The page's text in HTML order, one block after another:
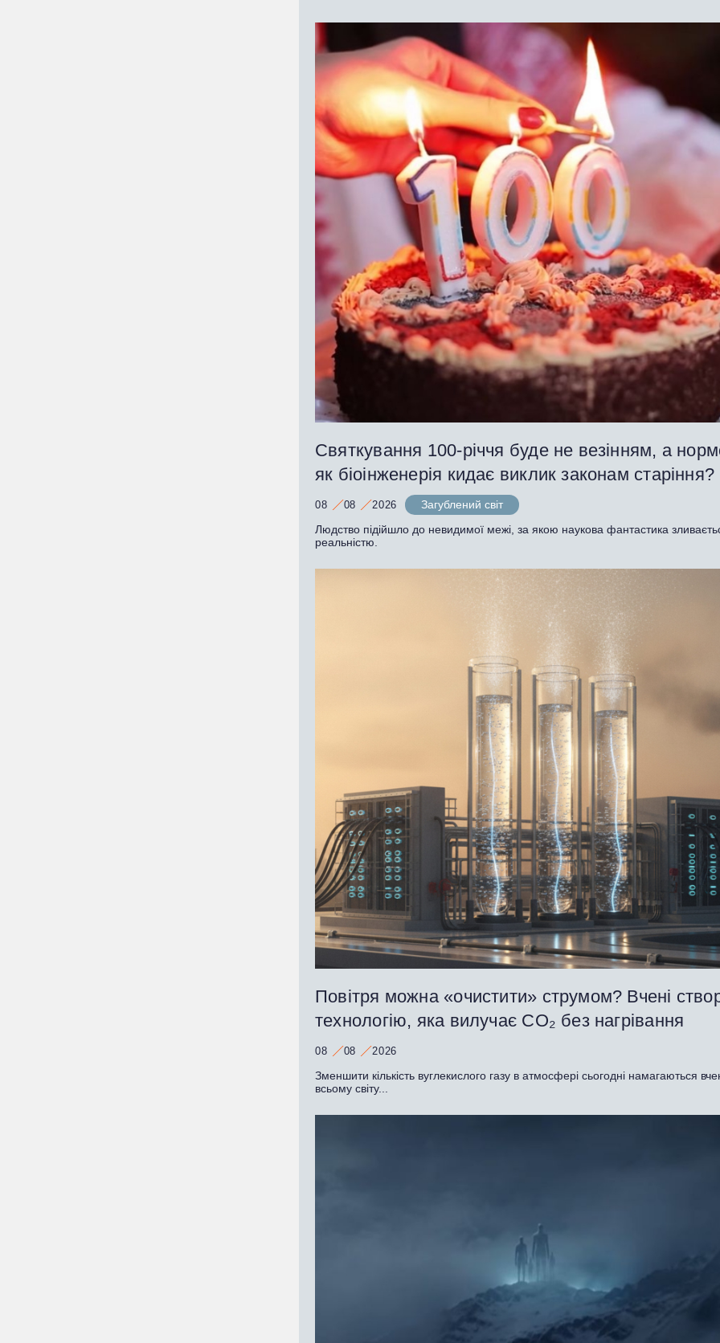
Святкування 100-річчя буде не везінням, а
як біоінженерія кидає виклик законам старіння?
08 08 2026
Загублений світ
Людство підійшло до невидимої межі, за якою наукова фантастика
реальністю.
Повітря можна «очистити» струмом? Вчені
технологію, яка вилучає CO₂ без нагрівання
08 08 2026
Зменшити кількість вуглекислого газу в атмосфері сьогодні намагаються
всьому світу...